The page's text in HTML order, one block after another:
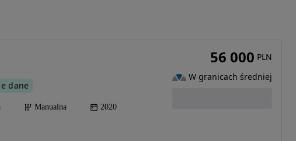
dane
Manualna 2020
56 000 PLN
W granicach średniej